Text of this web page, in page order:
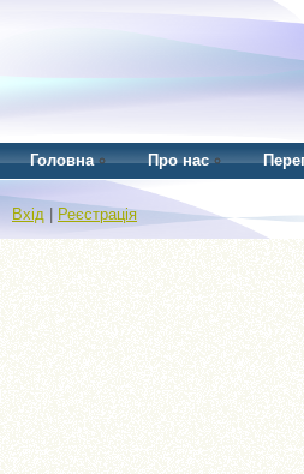
Головна Про нас
Вхід Реєстрація